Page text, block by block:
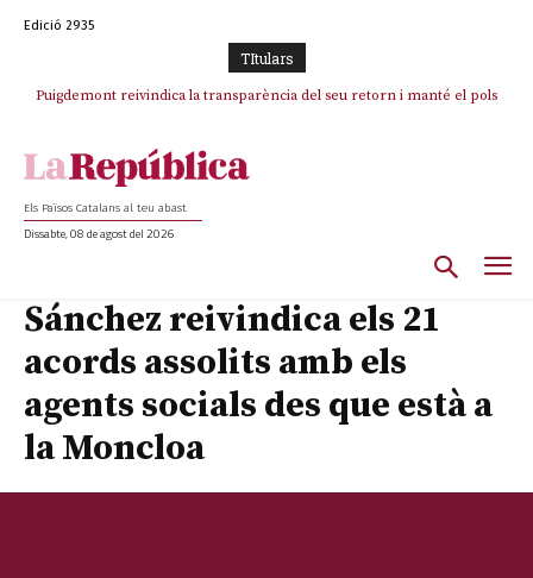
Edició 2935
TItulars
Puigdemont reivindica la transparència del seu retorn i manté el pols
Els Països Catalans al teu abast
Dissabte, 08 de agost del 2026
Sánchez reivindica els 21
acords assolits amb els
agents socials des que està a
la Moncloa